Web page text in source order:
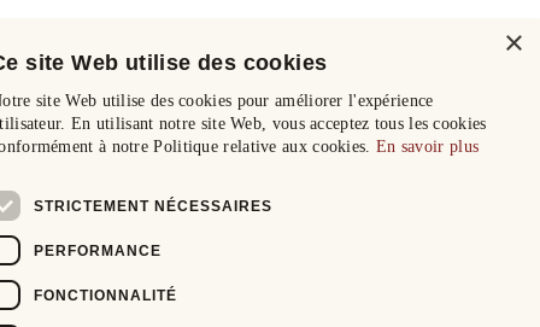
×
site Web utilise des cookies
site Web utilise des cookies pour améliorer l'expérience
En utilisant notre site Web, vous acceptez tous les cookies
à notre Politique relative aux cookies. En savoir plus
STRICTEMENT NÉCESSAIRES
PERFORMANCE
FONCTIONNALITÉ